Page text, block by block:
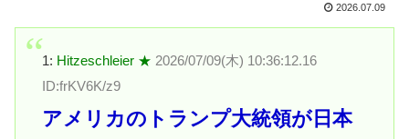
2026.07.09
1: Hitzeschleier ★ 2026/07/09(木) 10:36:12.16
ID:frKV6K/z9
アメリカのトランプ大統領が日本